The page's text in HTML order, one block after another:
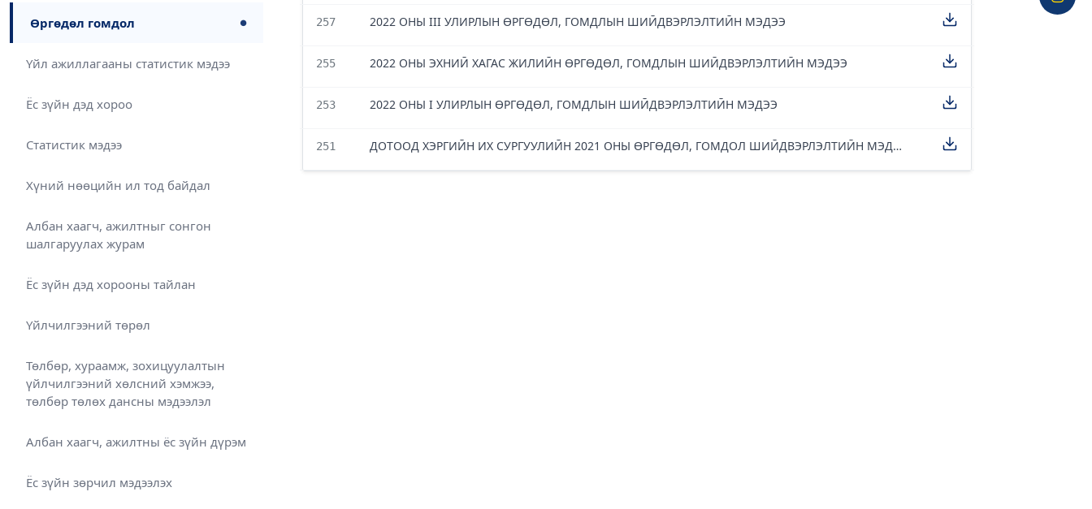
Өргөдөл гомдол ●
Үйл ажиллагааны статистик мэдээ
Ёс зүйн дэд хороо
Статистик мэдээ
Хүний нөөцийн ил тод байдал
Албан хаагч, ажилтныг сонгон
шалгаруулах журам
Ёс зүйн дэд хорооны тайлан
Үйлчилгээний төрөл
Төлбөр, хураамж, зохицуулалтын
үйлчилгээний хөлсний хэмжээ,
төлбөр төлөх дансны мэдээлэл
Албан хаагч, ажилтны ёс зүйн дүрэм
Ёс зүйн зөрчил мэдээлэх
257 2022 ОНЫ III УЛИРЛЫН ӨРГӨДӨЛ, ГОМДЛЫН ШИЙДВЭРЛЭЛТИЙН МЭДЭЭ
255 2022 ОНЫ ЭХНИЙ ХАГАС ЖИЛИЙН ӨРГӨДӨЛ, ГОМДЛЫН ШИЙДВЭРЛЭЛТИЙН МЭДЭЭ
253 2022 ОНЫ I УЛИРЛЫН ӨРГӨДӨЛ, ГОМДЛЫН ШИЙДВЭРЛЭЛТИЙН МЭДЭЭ
251 ДОТООД ХЭРГИЙН ИХ СУРГУУЛИЙН 2021 ОНЫ ӨРГӨДӨЛ, ГОМДОЛ ШИЙДВЭРЛЭЛТИЙН МЭДЭЭ